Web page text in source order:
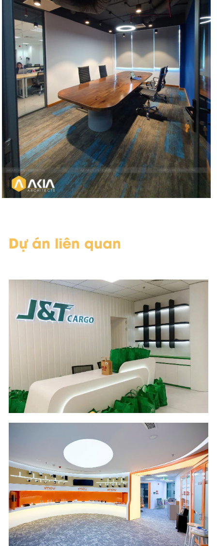
Dự án liên quan
Scope of Work
Design and Build
Area & Year
332 m2 - 2026
Industry
Logistics & Supply
Chain
Management
Scope of Work
Design and Build
Area & Year
136 m2 - 2026
Location
OPAL Tower - HCM
Industry
Security Camera
Industry